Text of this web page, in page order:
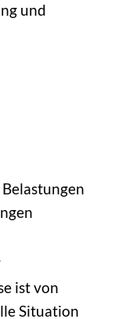
und
ist von
Situation